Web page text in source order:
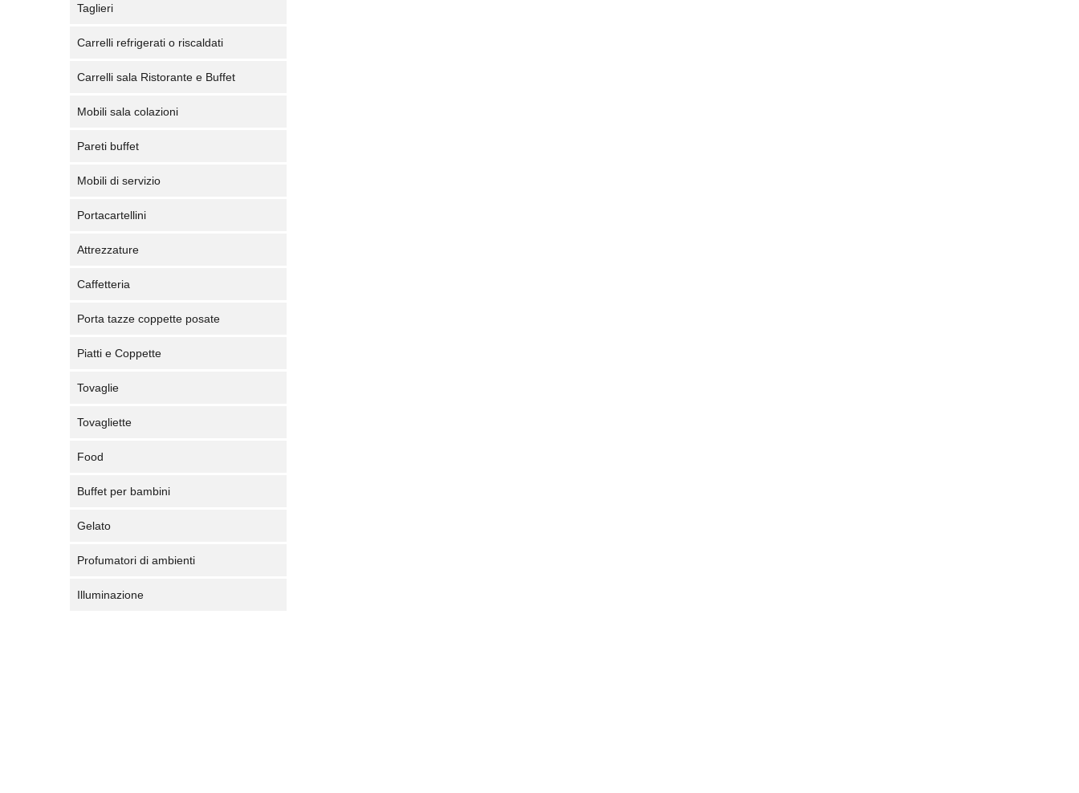
Taglieri
Carrelli refrigerati o riscaldati
Carrelli sala Ristorante e Buffet
Mobili sala colazioni
Pareti buffet
Mobili di servizio
Portacartellini
Attrezzature
Caffetteria
Porta tazze coppette posate
Piatti e Coppette
Tovaglie
Tovagliette
Food
Buffet per bambini
Gelato
Profumatori di ambienti
Illuminazione